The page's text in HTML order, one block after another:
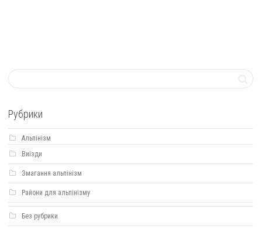
Рубрики
Альпінізм
Виїзди
Змагання альпінізм
Райони для альпінізму
Без рубрики